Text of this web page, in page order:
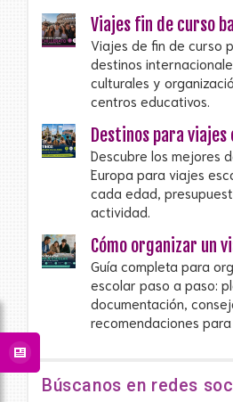
Viajes fin de curso
Viajes de fin de curso
destinos
culturales y
centros educativos.
Destinos para viajes
Descubre los mejores
Europa para viajes
cada edad,
actividad.
Cómo organizar un
Guía completa para
escolar paso a paso:
documentación,
recomendaciones
Búscanos en redes